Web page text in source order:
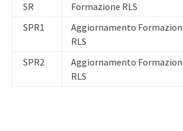
SR Formazione RLS
SPR1
Aggiornamento
RLS
SPR2
Aggiornamento
RLS